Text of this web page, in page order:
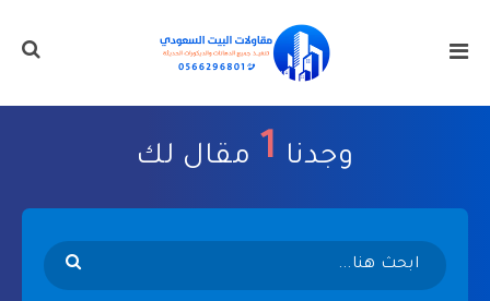
وجدنا 1 مقال لك